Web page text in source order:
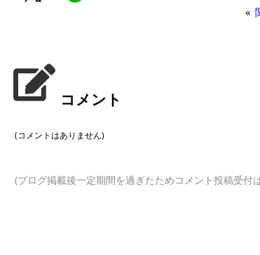
«
コメント
(コメントはありません)
(ブログ掲載後一定期間を過ぎたためコメント投稿受付